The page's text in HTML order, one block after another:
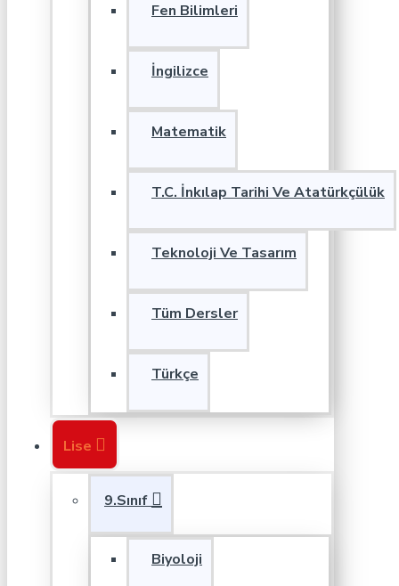
Fen Bilimleri
İngilizce
Matematik
T.C. İnkılap Tarihi Ve Atatürkçülük
Teknoloji Ve Tasarım
Tüm Dersler
Türkçe
Lise
9.Sınıf
Biyoloji